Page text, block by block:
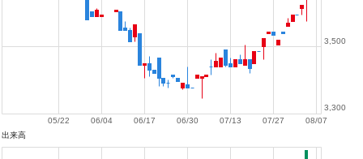
08/07
07/27
07/13
06/30
06/17
06/04
05/22
3,300
3,500
出来高